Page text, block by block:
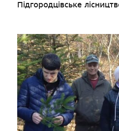
Підгородцівське